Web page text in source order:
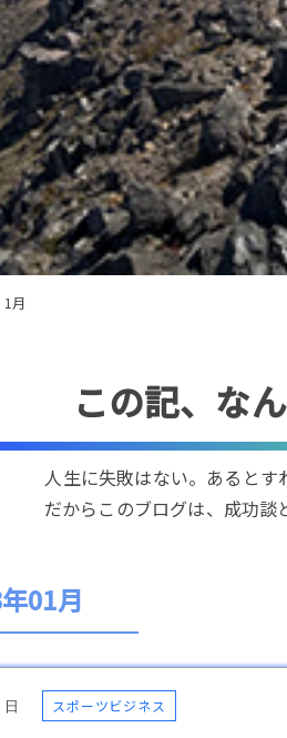
1月
この記、な
人生に失敗はない。あるとす
だからこのブログは、成功談
01月
スポーツビジネス